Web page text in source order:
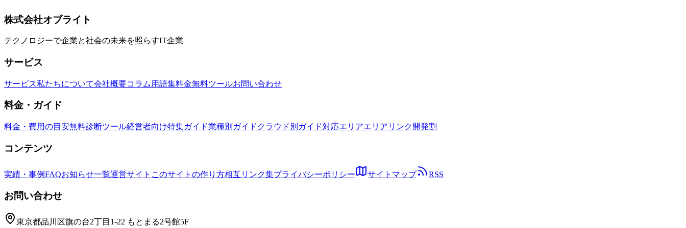
OpenAI Codex
ワークフロー
株式会社オブライト
テクノロジーで企業と社会の未来を照らすIT企業
サービス
サービス私たちについて会社概要コラム 用語集料金無料ツールお問い合わせ
料金・ガイド
料金・費用の目安無料診断ツール経営者向け特集ガイド業種別ガイド クラウド別ガイド対応エリアエリアリンク開発割
コンテンツ
実績・事例FAQお知らせ一覧運営サイト このサイトの作り方相互リンク集プライバシーポリシー サイトマップ RSS
お問い合わせ
東京都品川区旗の台2丁目1-22 もとまる2号館5F